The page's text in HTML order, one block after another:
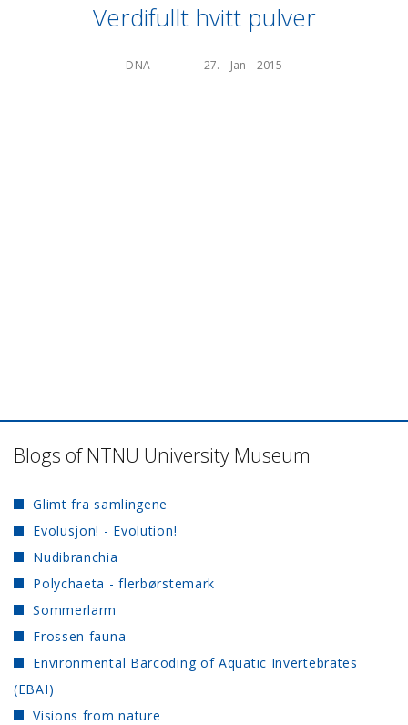
Verdifullt hvitt pulver
DNA — 27.    Jan    2015
Blogs of NTNU University Museum
Glimt fra samlingene
Evolusjon! - Evolution!
Nudibranchia
Polychaeta - flerbørstemark
Sommerlarm
Frossen fauna
Environmental Barcoding of Aquatic Invertebrates
(EBAI)
Visions from nature